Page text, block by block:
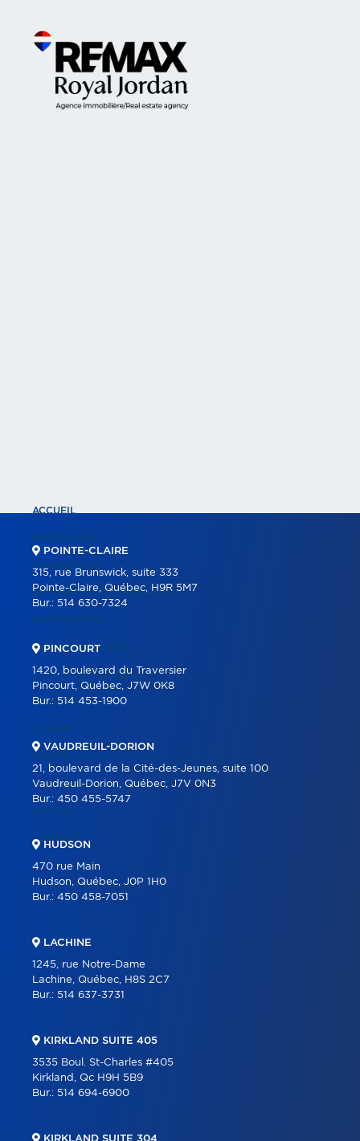
ACCUEIL
PROPRIÉTÉS
COMMERCIAL
BÂTIMENTS COMMERCIAUX
PARTENAIRES
NOS PROGRAMMES
OUTILS IMMOBILIERS
ACHETER
VENDRE
ÉQUIPE
CARRIÈRE
BLOGUE
CONTACT
POINTE-CLAIRE
315, rue Brunswick, suite 333
Pointe-Claire, Québec, H9R 5M7
Bur.: 514 630-7324
PINCOURT
1420, boulevard du Traversier
Pincourt, Québec, J7W 0K8
Bur.:514 453-1900
VAUDREUIL-DORION
21, boulevard de la Cité-des-Jeunes, suite 100
Vaudreuil-Dorion, Québec, J7V 0N3
Bur.: 450 455-5747
HUDSON
470 rue Main
Hudson, Québec, J0P 1H0
Bur.: 450 458-7051
LACHINE
1245, rue Notre-Dame
Lachine, Québec, H8S 2C7
Bur.: 514 637-3731
KIRKLAND SUITE 405
3535 Boul. St-Charles #405
Kirkland, Qc H9H 5B9
Bur.: 514 694-6900
KIRKLAND SUITE 304